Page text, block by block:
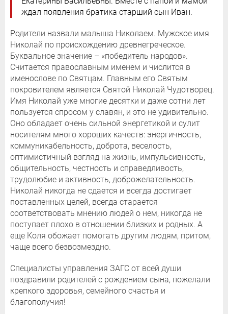
ждал появления братика старший сын Иван.
Родители назвали малыша Николаем. Мужское имя
Николай по происхождению древнегреческое.
Буквальное значение – «победитель народов».
Считается православным именем и числится в
именослове по Святцам. Главным его Святым
покровителем является Святой Николай Чудотворец.
Имя Николай уже многие десятки и даже сотни лет
пользуется спросом у славян, и это не удивительно.
Оно обладает очень сильной энергетикой и сулит
носителям много хороших качеств: энергичность,
коммуникабельность, доброта, веселость,
оптимистичный взгляд на жизнь, импульсивность,
общительность, честность и справедливость,
трудолюбие и активность, доброжелательность.
Николай никогда не сдается и всегда достигает
поставленных целей, всегда старается
соответствовать мнению людей о нем, никогда не
поступает плохо в отношении близких и родных. А
еще Коля обожает помогать другим людям, притом,
чаще всего безвозмездно.
Специалисты управления ЗАГС от всей души
поздравили родителей с рождением сына, пожелали
крепкого здоровья, семейного счастья и
благополучия!